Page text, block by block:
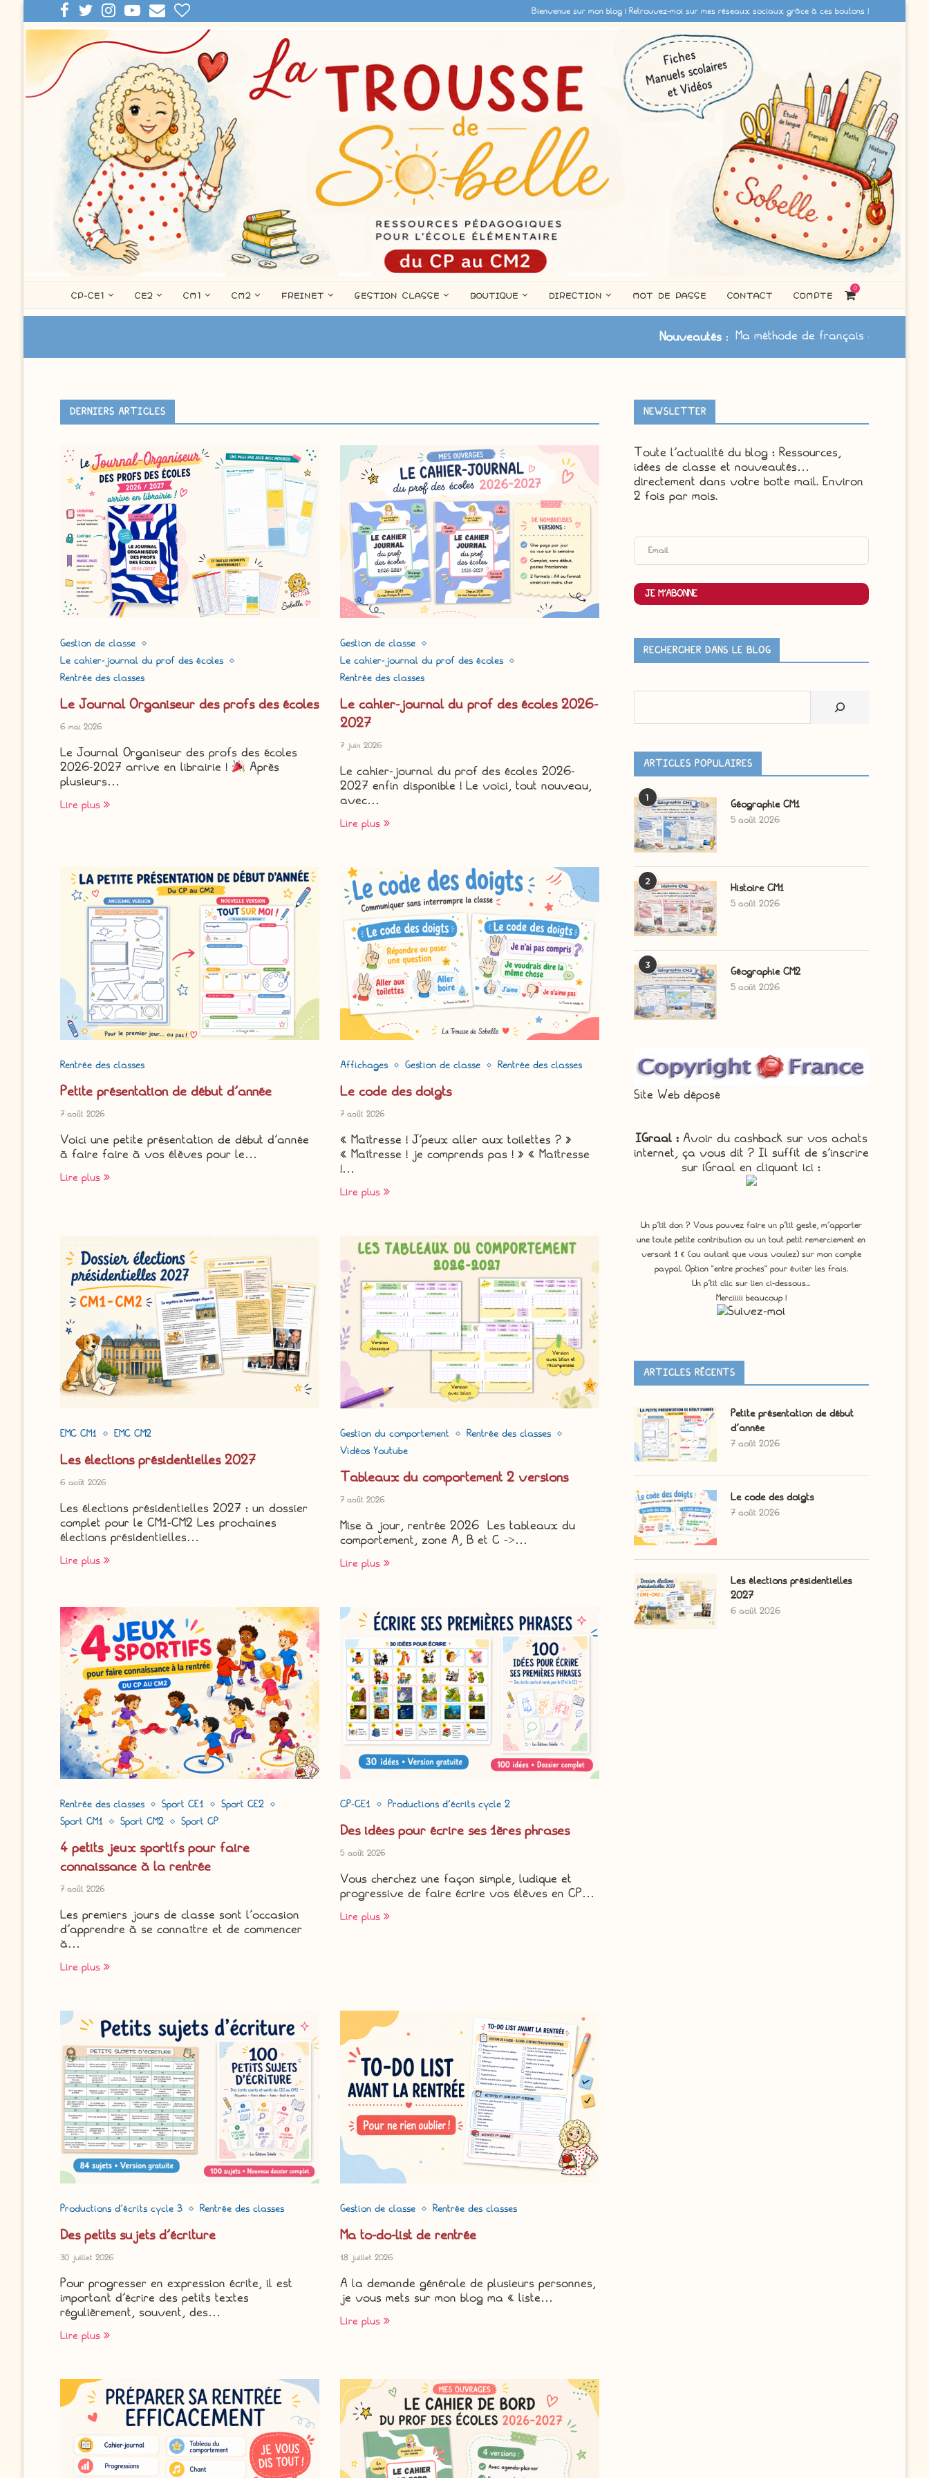
Bienvenue sur mon blog ! Retrouvez-moi sur mes réseaux sociaux grâce à ces boutons !
CP-CE1 CE2 CM1 CM2 FREINET GESTION CLASSE BOUTIQUE DIRECTION MOT DE PASSE CONTACT COMPTE
0
Ma méthode de français à jour / Le cahier-
DERNIERS ARTICLES
Gestion de classe
Le cahier-journal du prof des écoles
Rentrée des classes
Le Journal Organiseur des profs des écoles
6 mai 2026
Le Journal Organiseur des profs des écoles
2026-2027 arrive en librairie !
Après
plusieurs…
Lire plus
Gestion de classe
Le cahier-journal du prof des écoles
Rentrée des classes
Le cahier-journal du prof des écoles 2026-
2027
7 juin 2026
Le cahier-journal du prof des écoles 2026-
2027 enfin disponible ! Le voici, tout nouveau,
avec…
Lire plus
Rentrée des classes
Petite présentation de début d’année
7 août 2026
Voici une petite présentation de début d’année
à faire faire à vos élèves pour le…
Lire plus
Affichages Gestion de classe Rentrée des classes
Le code des doigts
7 août 2026
« Maîtresse ! J’peux aller aux toilettes ? »
« Maîtresse ! je comprends pas ! » « Maîtresse
!…
Lire plus
EMC CM1 EMC CM2
Les élections présidentielles 2027
6 août 2026
Les élections présidentielles 2027 : un dossier
complet pour le CM1-CM2 Les prochaines
élections présidentielles…
Lire plus
Gestion du comportement
Rentrée des classes
Vidéos Youtube
Tableaux du comportement 2 versions
7 août 2026
Mise à jour, rentrée 2026 Les tableaux du
comportement, zone A, B et C ->…
Lire plus
Rentrée des classes Sport CE1
Sport CE2
Sport CM1
Sport CM2 Sport CP
4 petits jeux sportifs pour faire
connaissance à la rentrée
7 août 2026
Les premiers jours de classe sont l’occasion
d’apprendre à se connaître et de commencer
à…
Lire plus
CP-CE1 Productions d'écrits cycle 2
Des idées pour écrire ses 1ères phrases
5 août 2026
Vous cherchez une façon simple, ludique et
progressive de faire écrire vos élèves en CP…
Lire plus
Productions d'écrits cycle 3 Rentrée des classes
Des petits sujets d’écriture
30 juillet 2026
Pour progresser en expression écrite, il est
important d’écrire des petits textes
régulièrement, souvent, des…
Lire plus
Gestion de classe Rentrée des classes
Ma to-do-list de rentrée
18 juillet 2026
A la demande générale de plusieurs personnes,
je vous mets sur mon blog ma « liste…
Lire plus
NEWSLETTER
Toute l'actualité du blog : Ressources,
idées de classe et nouveautés…
directement dans votre boîte mail. Environ
2 fois par mois.
JE M'ABONNE
RECHERCHER DANS LE BLOG
ARTICLES POPULAIRES
1
Géographie CM1
5 août 2026
2
Histoire CM1
5 août 2026
3
Géographie CM2
5 août 2026
Site Web déposé
IGraal :Avoir du cashback sur vos achats
internet, ça vous dit ? Il suffit de s'inscrire
sur iGraal en cliquant ici :
Un p'tit don ? Vous pouvez faire un p’tit geste, m’apporter
une toute petite contribution ou un tout petit remerciement en
versant 1 € (ou autant que vous voulez) sur mon compte
paypal. Option "entre proches" pour éviter les frais.
Un p'tit clic sur lien ci-dessous...
Merciiiii beaucoup !
ARTICLES RÉCENTS
Petite présentation de début
d’année
7 août 2026
Le code des doigts
7 août 2026
Les élections présidentielles
2027
6 août 2026